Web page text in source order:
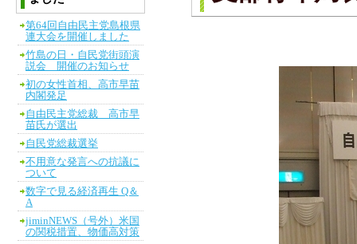
第64回自由民主党島根県
連大会を開催しました
竹島の日・自民党街頭演
説会 開催のお知らせ
初の女性首相、高市早苗
内閣発足
自由民主党総裁 高市早
苗氏が選出
自民党総裁選挙
不用意な発言への抗議に
ついて
数字で見る経済再生 Q＆
A
jiminNEWS（号外）米国
の関税措置、物価高対策